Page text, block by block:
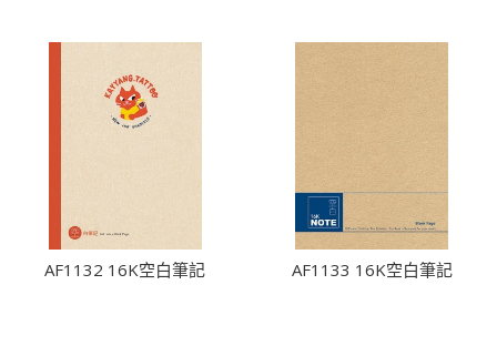
AF1132 16K空白筆記 AF1133 16K空白筆記